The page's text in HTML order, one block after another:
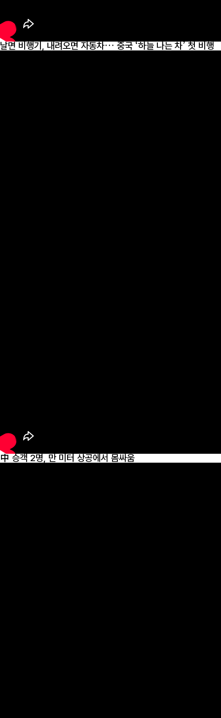
날면 비행기, 내려오면 자동차… 중국 ‘하늘 나는 차’ 첫 비행
中 승객 2명, 만 미터 상공에서 몸싸움